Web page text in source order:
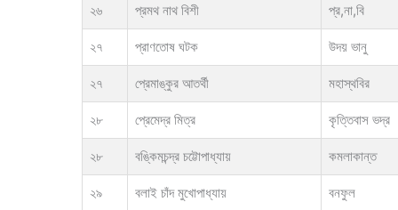
২৬ প্রমথ নাথ বিশী প্র,না,বি
২৭ প্রাণতোষ ঘটক উদয় ভানু
২৭ প্রেমাঙ্কুর আতর্থী মহাস্থবির
২৮ প্রেমেদ্র মিত্র কৃত্তিবাস ভদ্র
২৮ বঙ্কিমচন্দ্র চট্টোপাধ্যায় কমলাকান্ত
২৯ বলাই চাঁদ মুখোপাধ্যায় বনফুল